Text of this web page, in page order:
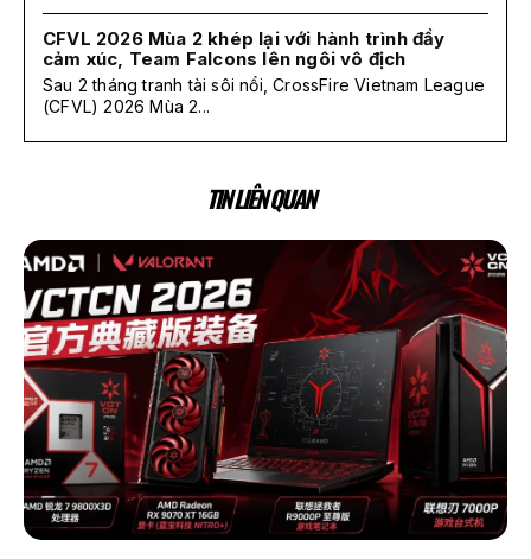
CFVL 2026 Mùa 2 khép lại với hành trình đầy
cảm xúc, Team Falcons lên ngôi vô địch
Sau 2 tháng tranh tài sôi nổi, CrossFire Vietnam League
(CFVL) 2026 Mùa 2...
TIN LIÊN QUAN